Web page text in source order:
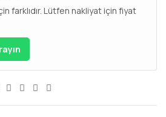
farklıdır. Lütfen nakliyat için fiyat